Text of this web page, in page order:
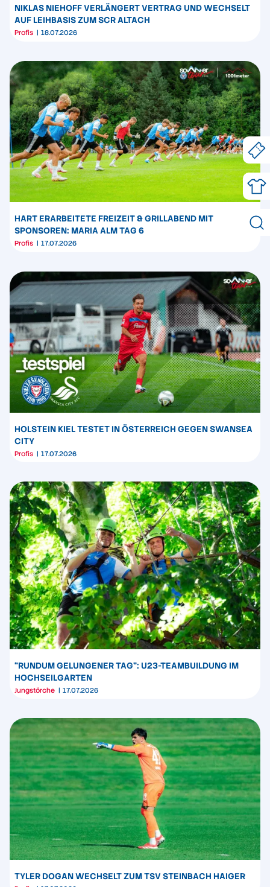
NIKLAS NIEHOFF VERLÄNGERT VERTRAG UND WECHSELT
AUF LEIHBASIS ZUM SCR ALTACH
Profis 18.07.2026
HART ERARBEITETE FREIZEIT & GRILLABEND MIT
SPONSOREN: MARIA ALM TAG 6
Profis 17.07.2026
HOLSTEIN KIEL TESTET IN ÖSTERREICH GEGEN SWANSEA
CITY
Profis 17.07.2026
“RUNDUM GELUNGENER TAG”: U23-TEAMBUILDUNG IM
HOCHSEILGARTEN
Jungstörche 17.07.2026
TYLER DOGAN WECHSELT ZUM TSV STEINBACH HAIGER